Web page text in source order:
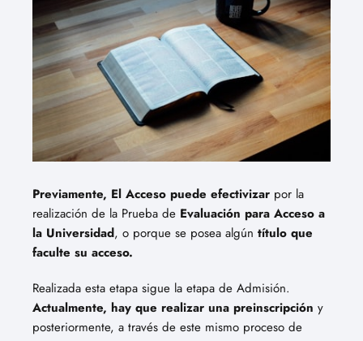
Previamente, El Acceso puede efectivizar por la
realización de la Prueba de Evaluación para Acceso a
la Universidad, o porque se posea algún título que
faculte su acceso.
Realizada esta etapa sigue la etapa de Admisión.
Actualmente, hay que realizar una preinscripción y
posteriormente, a través de este mismo proceso de